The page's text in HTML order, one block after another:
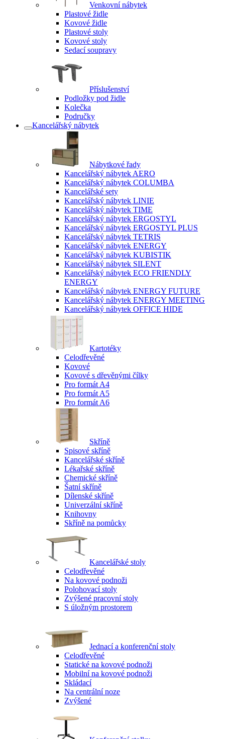
Venkovní nábytek
Plastové židle
Kovové židle
Plastové stoly
Kovové stoly
Sedací soupravy
Příslušenství
Podložky pod židle
Kolečka
Područky
Kancelářský nábytek
Nábytkové řady
Kancelářský nábytek AERO
Kancelářský nábytek COLUMBA
Kancelářské sety
Kancelářský nábytek LINIE
Kancelářský nábytek TIME
Kancelářský nábytek ERGOSTYL
Kancelářský nábytek ERGOSTYL PLUS
Kancelářský nábytek TETRIS
Kancelářský nábytek ENERGY
Kancelářský nábytek KUBISTIK
Kancelářský nábytek SILENT
Kancelářský nábytek ECO FRIENDLY
ENERGY
Kancelářský nábytek ENERGY FUTURE
Kancelářský nábytek ENERGY MEETING
Kancelářský nábytek OFFICE HIDE
Kartotéky
Celodřevěné
Kovové
Kovové s dřevěnými čílky
Pro formát A4
Pro formát A5
Pro formát A6
Skříně
Spisové skříně
Kancelářské skříně
Lékařské skříně
Chemické skříně
Šatní skříně
Dílenské skříně
Univerzální skříně
Knihovny
Skříně na pomůcky
Kancelářské stoly
Celodřevěné
Na kovové podnoži
Polohovací stoly
Zvýšené pracovní stoly
S úložným prostorem
Jednací a konferenční stoly
Celodřevěné
Statické na kovové podnoži
Mobilní na kovové podnoži
Skládací
Na centrální noze
Zvýšené